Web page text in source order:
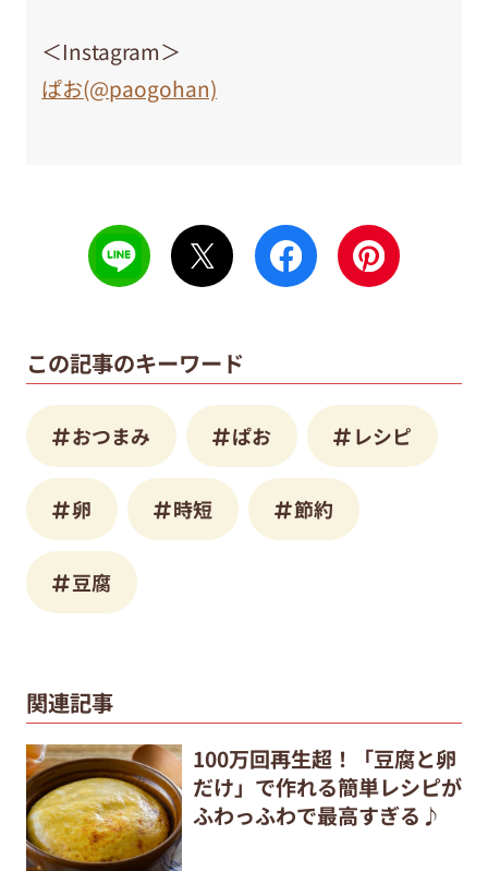
＜Instagram＞
ぱお(@paogohan)
この記事のキーワード
おつまみ ぱお レシピ
卵 時短 節約
豆腐
関連記事
100万回再生超！「豆腐と卵
だけ」で作れる簡単レシピが
ふわっふわで最高すぎる♪